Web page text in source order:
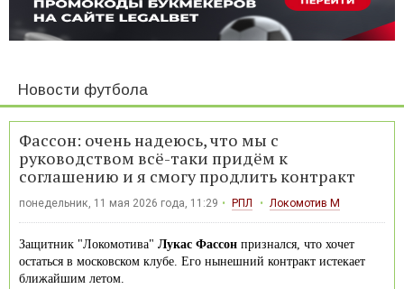
Новости футбола
Фассон: очень надеюсь, что мы с
руководством всё-таки придём к
соглашению и я смогу продлить контракт
понедельник, 11 мая 2026 года, 11:29 РПЛ Локомотив М
Защитник "Локомотива" Лукас Фассон признался, что хочет
остаться в московском клубе. Его нынешний контракт истекает
ближайшим летом.